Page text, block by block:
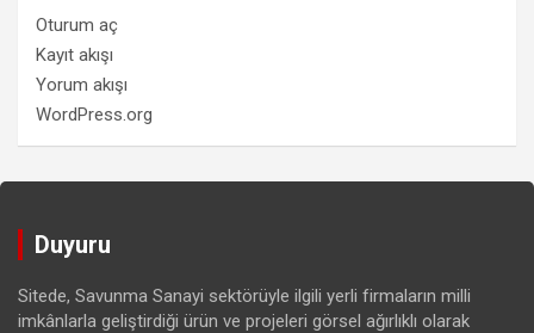
Oturum aç
Kayıt akışı
Yorum akışı
WordPress.org
Duyuru
Sitede, Savunma Sanayi sektörüyle ilgili yerli firmaların milli
imkânlarla geliştirdiği ürün ve projeleri görsel ağırlıklı olarak